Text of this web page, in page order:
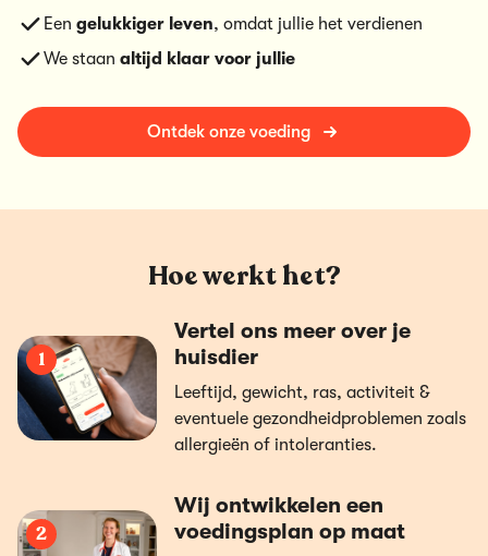
Een gelukkiger leven, omdat jullie het verdienen
We staan altijd klaar voor jullie
Ontdek onze voeding
Hoe werkt het?
1
Vertel ons meer over je
huisdier
Leeftijd, gewicht, ras, activiteit &
eventuele gezondheidproblemen zoals
allergieën of intoleranties.
2
Wij ontwikkelen een
voedingsplan op maat